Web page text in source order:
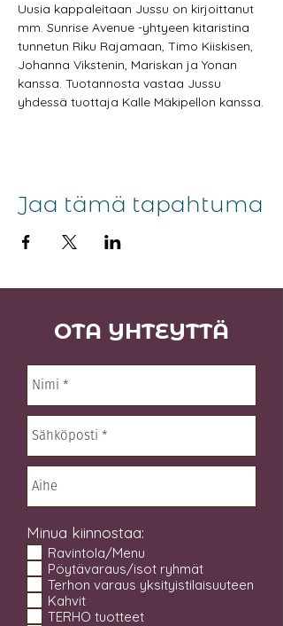
Uusia kappaleitaan Jussu on kirjoittanut
mm. Sunrise Avenue -yhtyeen kitaristina
tunnetun Riku Rajamaan, Timo Kiiskisen,
Johanna Vikstenin, Mariskan ja Yonan
kanssa. Tuotannosta vastaa Jussu
yhdessä tuottaja Kalle Mäkipellon kanssa.
Jaa tämä tapahtuma
OTA YHTEYTTÄ
Minua kiinnostaa:
Ravintola/Menu
Pöytävaraus/isot ryhmät
Terhon varaus yksityistilaisuuteen
Kahvit
TERHO tuotteet